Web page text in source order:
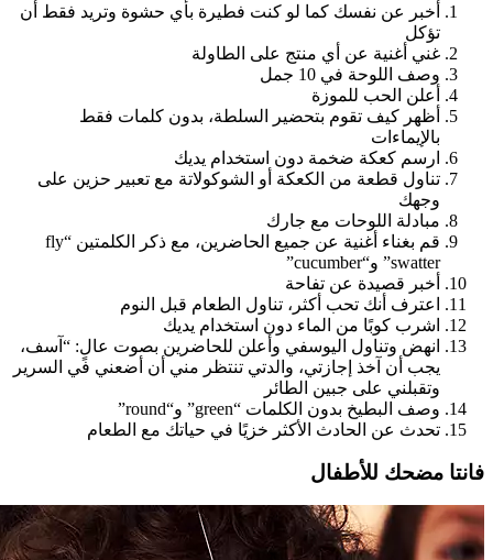
أخبر عن نفسك كما لو كنت فطيرة بأي حشوة وتريد فقط أن
تؤكل
غني أغنية عن أي منتج على الطاولة
وصف اللوحة في 10 جمل
أعلن الحب للموزة
أظهر كيف تقوم بتحضير السلطة، بدون كلمات فقط
بالإيماءات
ارسم كعكة ضخمة دون استخدام يديك
تناول قطعة من الكعكة أو الشوكولاتة مع تعبير حزين على
وجهك
مبادلة اللوحات مع جارك
قم بغناء أغنية عن جميع الحاضرين، مع ذكر الكلمتين “fly
swatter” و“cucumber”
أخبر قصيدة عن تفاحة
اعترف أنك تحب أكثر، تناول الطعام قبل النوم
اشرب كوبًا من الماء دون استخدام يديك
انهض وتناول اليوسفي وأعلن للحاضرين بصوت عالٍ: “آسف،
يجب أن آخذ إجازتي، والدتي تنتظر مني أن أضعني في السرير
وتقبلني على جبين الطائر
وصف البطيخ بدون الكلمات “green” و“round”
تحدث عن الحادث الأكثر خزيًا في حياتك مع الطعام
فانتا مضحك للأطفال